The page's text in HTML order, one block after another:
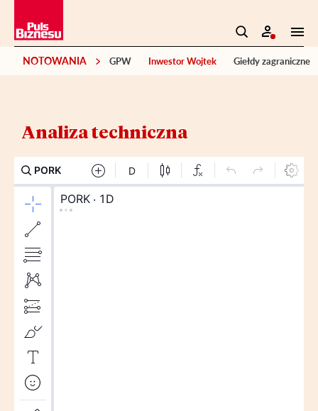
NOTOWANIA GPW Inwestor Wojtek Giełdy zagraniczne
Analiza techniczna